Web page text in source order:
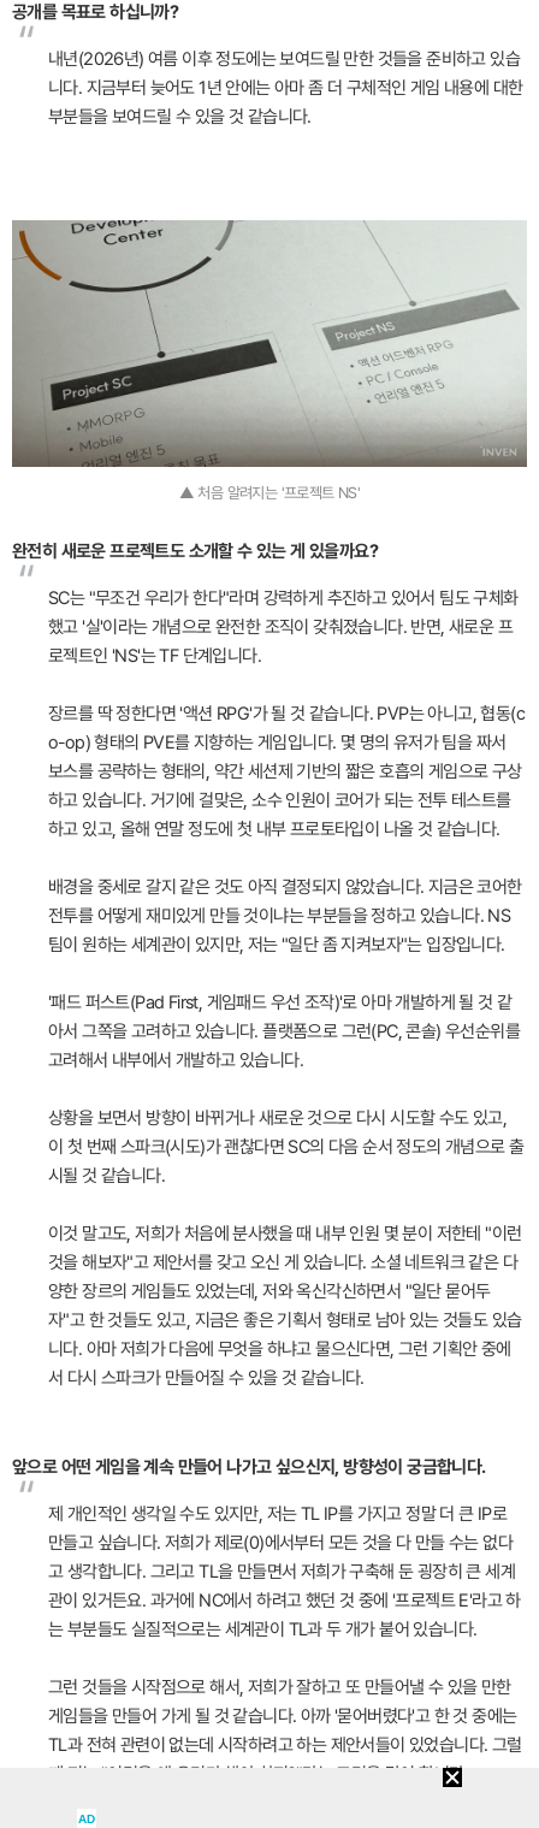
공개를 목표로 하십니까?
“
내년(2026년) 여름 이후 정도에는 보여드릴 만한 것들을 준비하고 있습
니다. 지금부터 늦어도 1년 안에는 아마 좀 더 구체적인 게임 내용에 대한
부분들을 보여드릴 수 있을 것 같습니다.
▲ 처음 알려지는 '프로젝트 NS'
완전히 새로운 프로젝트도 소개할 수 있는 게 있을까요?
“
SC는 "무조건 우리가 한다"라며 강력하게 추진하고 있어서 팀도 구체화
했고 '실'이라는 개념으로 완전한 조직이 갖춰졌습니다. 반면, 새로운 프
로젝트인 'NS'는 TF 단계입니다.
장르를 딱 정한다면 '액션 RPG'가 될 것 같습니다. PVP는 아니고, 협동(c
o-op) 형태의 PVE를 지향하는 게임입니다. 몇 명의 유저가 팀을 짜서
보스를 공략하는 형태의, 약간 세션제 기반의 짧은 호흡의 게임으로 구상
하고 있습니다. 거기에 걸맞은, 소수 인원이 코어가 되는 전투 테스트를
하고 있고, 올해 연말 정도에 첫 내부 프로토타입이 나올 것 같습니다.
배경을 중세로 갈지 같은 것도 아직 결정되지 않았습니다. 지금은 코어한
전투를 어떻게 재미있게 만들 것이냐는 부분들을 정하고 있습니다. NS
팀이 원하는 세계관이 있지만, 저는 "일단 좀 지켜보자"는 입장입니다.
'패드 퍼스트(Pad First, 게임패드 우선 조작)'로 아마 개발하게 될 것 같
아서 그쪽을 고려하고 있습니다. 플랫폼으로 그런(PC, 콘솔) 우선순위를
고려해서 내부에서 개발하고 있습니다.
상황을 보면서 방향이 바뀌거나 새로운 것으로 다시 시도할 수도 있고,
이 첫 번째 스파크(시도)가 괜찮다면 SC의 다음 순서 정도의 개념으로 출
시될 것 같습니다.
이것 말고도, 저희가 처음에 분사했을 때 내부 인원 몇 분이 저한테 "이런
것을 해보자"고 제안서를 갖고 오신 게 있습니다. 소셜 네트워크 같은 다
양한 장르의 게임들도 있었는데, 저와 옥신각신하면서 "일단 묻어두
자"고 한 것들도 있고, 지금은 좋은 기획서 형태로 남아 있는 것들도 있습
니다. 아마 저희가 다음에 무엇을 하냐고 물으신다면, 그런 기획안 중에
서 다시 스파크가 만들어질 수 있을 것 같습니다.
앞으로 어떤 게임을 계속 만들어 나가고 싶으신지, 방향성이 궁금합니다.
“
제 개인적인 생각일 수도 있지만, 저는 TL IP를 가지고 정말 더 큰 IP로
만들고 싶습니다. 저희가 제로(0)에서부터 모든 것을 다 만들 수는 없다
고 생각합니다. 그리고 TL을 만들면서 저희가 구축해 둔 굉장히 큰 세계
관이 있거든요. 과거에 NC에서 하려고 했던 것 중에 '프로젝트 E'라고 하
는 부분들도 실질적으로는 세계관이 TL과 두 개가 붙어 있습니다.
그런 것들을 시작점으로 해서, 저희가 잘하고 또 만들어낼 수 있을 만한
게임들을 만들어 가게 될 것 같습니다. 아까 '묻어버렸다'고 한 것 중에는
TL과 전혀 관련이 없는데 시작하려고 하는 제안서들이 있었습니다. 그럴
때 저는 "이것을 왜 우리가 해야 하지?"라는 고민을 많이 합니다.
AD